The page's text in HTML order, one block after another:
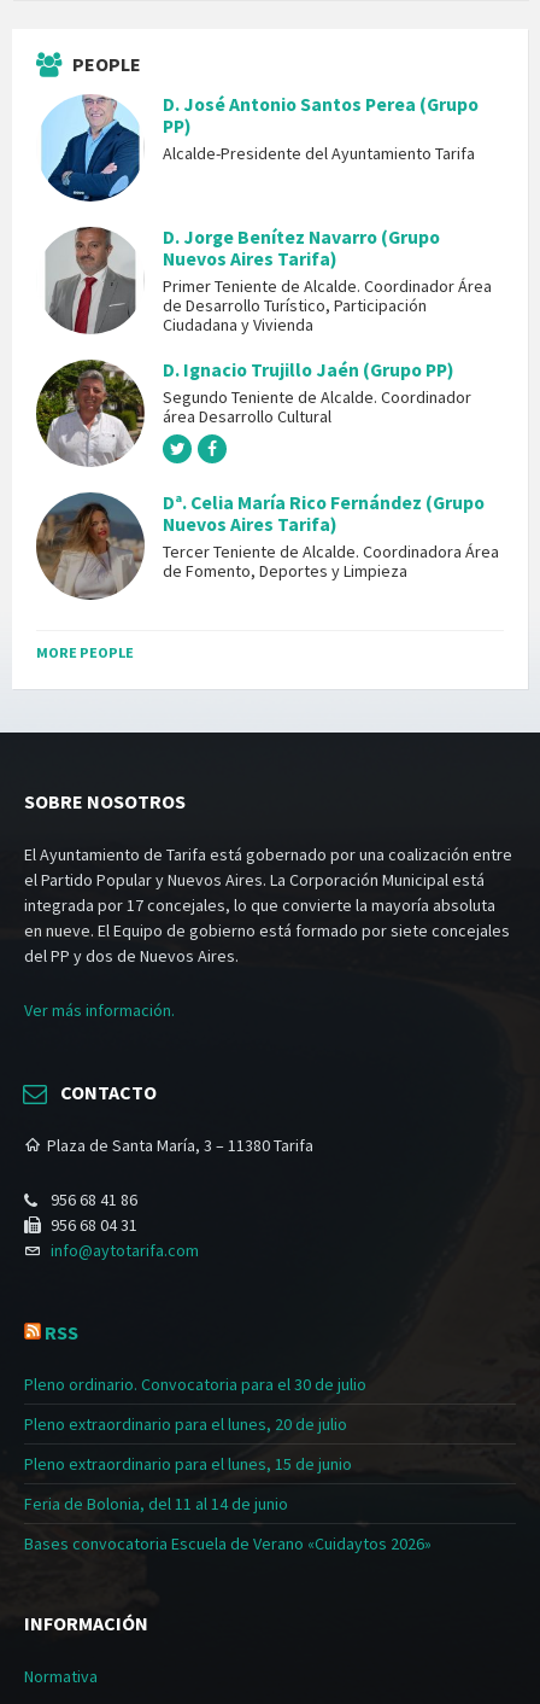
PEOPLE
D. José Antonio Santos Perea (Grupo
PP)
Alcalde-Presidente del Ayuntamiento Tarifa
D. Jorge Benítez Navarro (Grupo
Nuevos Aires Tarifa)
Primer Teniente de Alcalde. Coordinador Área
de Desarrollo Turístico, Participación
Ciudadana y Vivienda
D. Ignacio Trujillo Jaén (Grupo PP)
Segundo Teniente de Alcalde. Coordinador
área Desarrollo Cultural
Dª. Celia María Rico Fernández (Grupo
Nuevos Aires Tarifa)
Tercer Teniente de Alcalde. Coordinadora Área
de Fomento, Deportes y Limpieza
MORE PEOPLE
SOBRE NOSOTROS
El Ayuntamiento de Tarifa está gobernado por una coalización entre
el Partido Popular y Nuevos Aires. La Corporación Municipal está
integrada por 17 concejales, lo que convierte la mayoría absoluta
en nueve. El Equipo de gobierno está formado por siete concejales
del PP y dos de Nuevos Aires.
Ver más información.
CONTACTO
Plaza de Santa María, 3 – 11380 Tarifa
956 68 41 86
956 68 04 31
info@aytotarifa.com
RSS
Pleno ordinario. Convocatoria para el 30 de julio
Pleno extraordinario para el lunes, 20 de julio
Pleno extraordinario para el lunes, 15 de junio
Feria de Bolonia, del 11 al 14 de junio
Bases convocatoria Escuela de Verano «Cuidaytos 2026»
INFORMACIÓN
Normativa